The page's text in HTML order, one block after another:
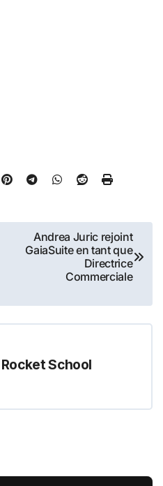
Andrea Juric rejoint
GaiaSuite en tant que
Directrice
Commerciale
Rocket School